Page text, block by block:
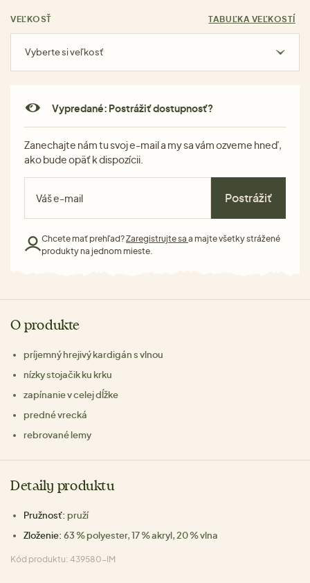
VEĽKOSŤ TABUĽKA VEĽKOSTÍ
Vyberte si veľkosť
Vypredané: Postrážiť dostupnosť?
Zanechajte nám tu svoj e-mail a my sa vám ozveme hneď,
ako bude opäť k dispozícii.
Postrážiť
Chcete mať prehľad?Zaregistrujte sa a majte všetky strážené
produkty na jednom mieste.
O produkte
príjemný hrejivý kardigán s vlnou
nízky stojačik ku krku
zapínanie v celej dĺžke
predné vrecká
rebrované lemy
Detaily produktu
Pružnosť: pruží
Zloženie: 63 % polyester, 17 % akryl, 20 % vlna
Kód produktu: 439580-IM